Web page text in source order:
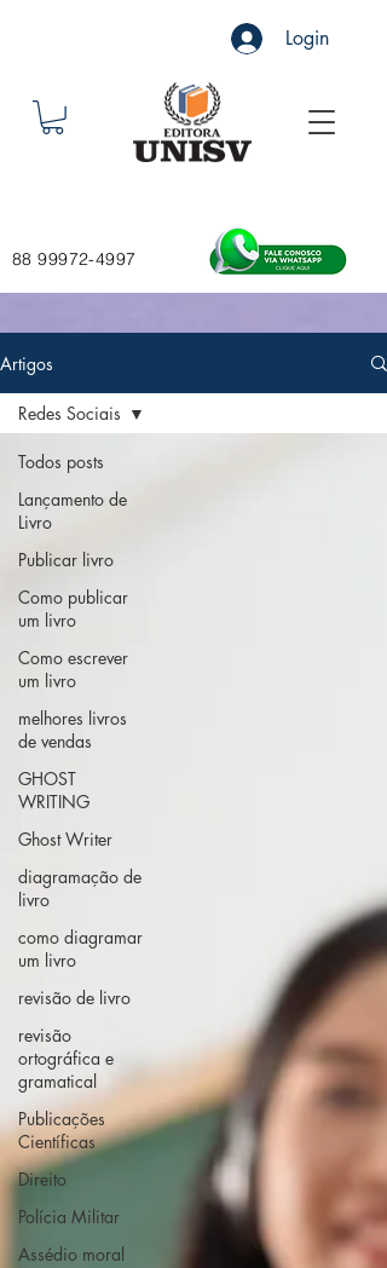
Login
88 99972-4997
Artigos
Todos posts
Lançamento de
Livro
Publicar livro
Como publicar
um livro
Como escrever
um livro
melhores livros
de vendas
GHOST
WRITING
Ghost Writer
diagramação de
livro
como diagramar
um livro
revisão de livro
revisão
ortográfica e
gramatical
Publicações
Científicas
Direito
Polícia Militar
Assédio moral
Redes Sociais